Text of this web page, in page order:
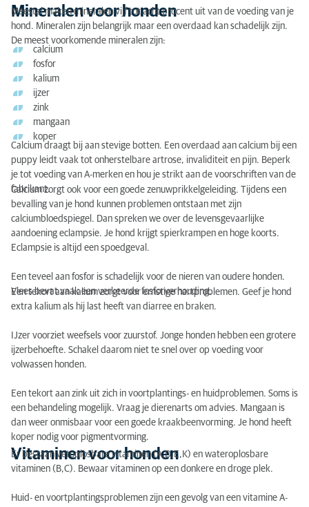
Minder kwalitatieve voeding
Mineralen voor honden
Meestal maken mineralen vijf tot acht procent uit van de voeding van je
hond. Mineralen zijn belangrijk maar een overdaad kan schadelijk zijn.
De meest voorkomende mineralen zijn:
calcium
fosfor
kalium
ijzer
zink
mangaan
koper
Calcium draagt bij aan stevige botten. Een overdaad aan calcium bij een
puppy leidt vaak tot onherstelbare artrose, invaliditeit en pijn. Beperk
je tot voeding van A-merken en hou je strikt aan de voorschriften van de
fabrikant.
Calcium zorgt ook voor een goede zenuwprikkelgeleiding. Tijdens een
bevalling van je hond kunnen problemen ontstaan met zijn
calciumbloedspiegel. Dan spreken we over de levensgevaarlijke
aandoening eclampsie. Je hond krijgt spierkrampen en hoge koorts.
Eclampsie is altijd een spoedgeval.
Een teveel aan fosfor is schadelijk voor de nieren van oudere honden.
Vlees bevat vaak een verkeerde fosforverhouding.
Een tekort aan kalium zorgt voor ernstige hartproblemen. Geef je hond
extra kalium als hij last heeft van diarree en braken.
IJzer voorziet weefsels voor zuurstof. Jonge honden hebben een grotere
ijzerbehoefte. Schakel daarom niet te snel over op voeding voor
volwassen honden.
Een tekort aan zink uit zich in voortplantings- en huidproblemen. Soms is
een behandeling mogelijk. Vraag je dierenarts om advies. Mangaan is
dan weer onmisbaar voor een goede kraakbeenvorming. Je hond heeft
koper nodig voor pigmentvorming.
Vitaminen voor honden
Er bestaan vetoplosbare vitaminen (A,D,E,K) en wateroplosbare
vitaminen (B,C). Bewaar vitaminen op een donkere en droge plek.
Huid- en voortplantingsproblemen zijn een gevolg van een vitamine A-